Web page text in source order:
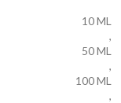
10 ML
,
50 ML
,
100 ML
,